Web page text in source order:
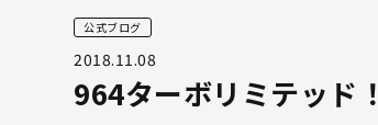
公式ブログ
2018.11.08
964ターボリミテッド